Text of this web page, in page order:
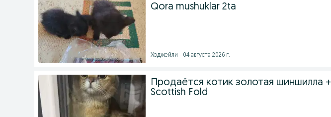
Qora mushuklar 2ta
Ходжейли - 04 августа 2026 г.
Продаётся котик золотая шиншилла +
Scottish Fold